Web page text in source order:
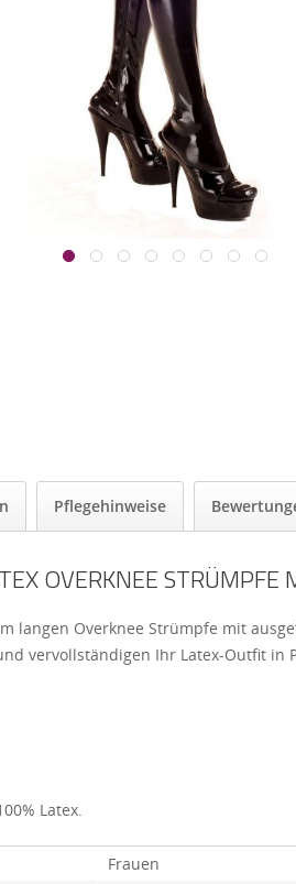
Pflegehinweise
OVERKNEE STRÜMPFE
langen Overknee Strümpfe mit
vervollständigen Ihr Latex-Outfit
Latex.
Frauen